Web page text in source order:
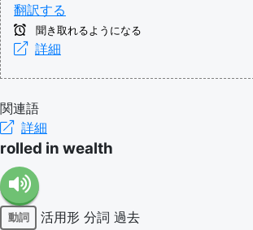
翻訳する
聞き取れるようになる
詳細
関連語
詳細
rolled in wealth
動詞 活用形 分詞 過去